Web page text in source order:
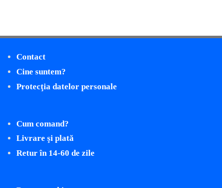
Contact
Cine suntem?
Protecţia datelor personale
Cum comand?
Livrare şi plată
Retur în 14-60 de zile